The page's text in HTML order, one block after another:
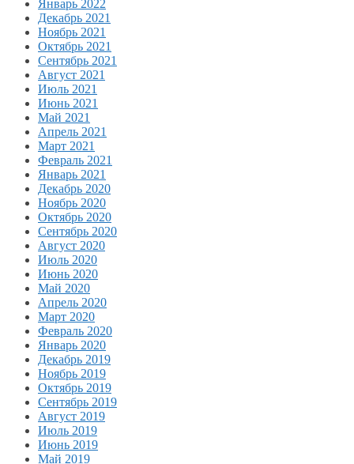
Январь 2022
Декабрь 2021
Ноябрь 2021
Октябрь 2021
Сентябрь 2021
Август 2021
Июль 2021
Июнь 2021
Май 2021
Апрель 2021
Март 2021
Февраль 2021
Январь 2021
Декабрь 2020
Ноябрь 2020
Октябрь 2020
Сентябрь 2020
Август 2020
Июль 2020
Июнь 2020
Май 2020
Апрель 2020
Март 2020
Февраль 2020
Январь 2020
Декабрь 2019
Ноябрь 2019
Октябрь 2019
Сентябрь 2019
Август 2019
Июль 2019
Июнь 2019
Май 2019